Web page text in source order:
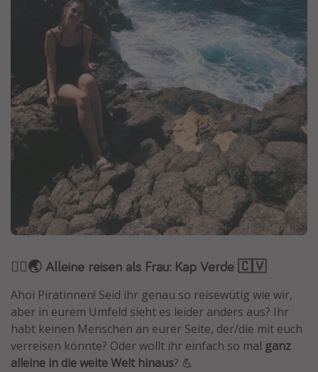
Normandie Urlaub
Goa Urlaub
St. Lucia Urlaub
Kefalonia Urlaub
Krabi Urlaub
Tulum Urlaub
Sri Lanka Rundreise
Japan Rundreise
Reisethemen
Wellnessurlaub
Disneyland Paris
Roadtrips
Wochenendtrip
Singlereisen
🧍‍♀️🌏 Alleine reisen als Frau: Kap Verde 🇨🇻
Ahoi Piratinnen! Seid ihr genau so reisewütig wie wir,
aber in eurem Umfeld sieht es leider anders aus? Ihr
habt keinen Menschen an eurer Seite, der/die mit euch
verreisen könnte? Oder wollt ihr einfach so mal ganz
alleine in die weite Welt hinaus? 💪